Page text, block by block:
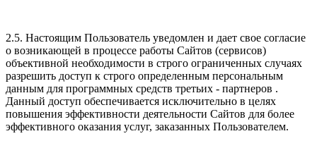
2.5. Настоящим Пользователь уведомлен и дает свое согласие
о возникающей в процессе работы Сайтов (сервисов)
объективной необходимости в строго ограниченных случаях
разрешить доступ к строго определенным персональным
данным для программных средств третьих - партнеров .
Данный доступ обеспечивается исключительно в целях
повышения эффективности деятельности Сайтов для более
эффективного оказания услуг, заказанных Пользователем.